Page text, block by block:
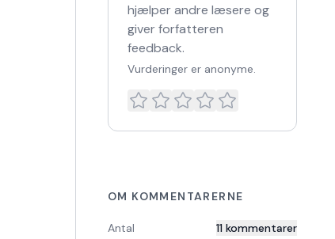
hjælper andre læsere og
giver forfatteren
feedback.
Vurderinger er anonyme.
OM KOMMENTARERNE
Antal 11 kommentarer